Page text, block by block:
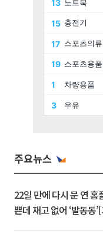
주요뉴스
22일 만에 다시 문 연
쁜데 재고 없어 ‘발동동